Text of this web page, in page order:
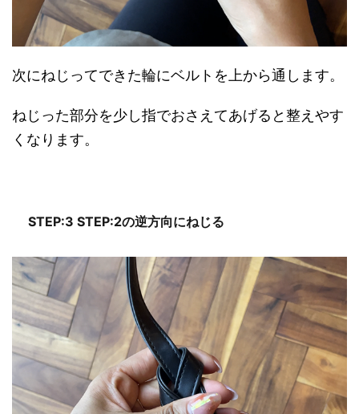
次にねじってできた輪にベルトを上から通します。
ねじった部分を少し指でおさえてあげると整えやす
くなります。
STEP:3 STEP:2の逆方向にねじる